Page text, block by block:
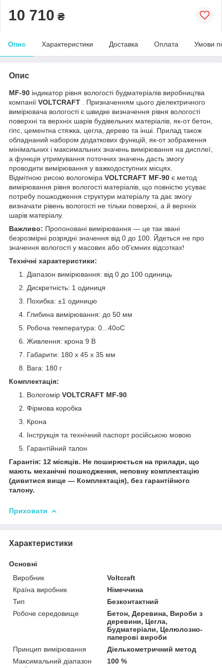
10 710 ₴
Опис Характеристики Доставка Оплата Умови
Опис
MF-90 індикатор рівня вологості будматеріалів виробництва
компанії VOLTCRAFT
. Призначенням цього діелектричного
вимірювача вологості є швидке визначення рівня вологості
поверхні та верхніх шарів будівельних матеріалів, як-от бетон,
гіпс, цементна стяжка, цегла, дерево та інші. Прилад також
обладнаний набором додаткових функцій, як-от зображення
мінімальних і максимальних значень вимірювання на дисплеї,
а функція утримування поточних значень дасть змогу
проводити вимірювання у важкодоступних місцях.
Відмітною рисою вологоміра VOLTCRAFT MF-90 є метод
вимірювання рівня вологості матеріалів, що повністю усуває
потребу пошкодження структури матеріалу та дає змогу
визначати рівень вологості не тільки поверхні, а й верхніх
шарів матеріалу.
Важливо: Пропоновані вимірювання — це так звані
безрозмірні розрядні значення від 0 до 100. Йдеться не про
значення вологості у масових або об'ємних відсотках!
Технічні характеристики:
Діапазон вимірювання: від 0 до 100 одиниць
Дискретність: 1 одиниця
Похибка: ±1 одиницю
Глибина вимірювання: до 50 мм
Робоча температура: 0...40oС
Живлення: крона 9 В
Габарити: 180 x 45 x 35 мм
Вага: 180 г
Комплектація:
Вологомір VOLTCRAFT MF-90
Фірмова коробка
Крона
Інструкція та технічний паспорт російською мовою
Гарантійний талон
Гарантія: 12 місяців. Не поширюється на прилади, що
мають механічні пошкодження, неповну комплектацію
(дивитися вище — Комплектація), без гарантійного
талону.
Приховати
Характеристики
Основні
Виробник
Voltcraft
Країна виробник
Німеччина
Тип
Безконтактний
Робоче середовище
Бетон, Деревина, Вироби з
деревини, Цегла,
Будматеріали, Целюлозно-
паперові вироби
Принцип вимірювання
Діелькометричний метод
Максимальний діапазон
100 %